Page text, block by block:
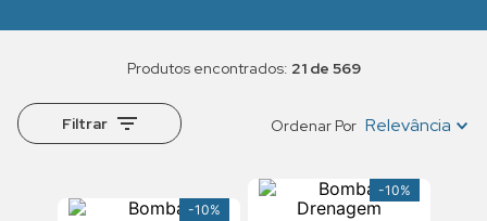
21 de 569
Filtrar Ordenar Por Relevância
-10%
-10%